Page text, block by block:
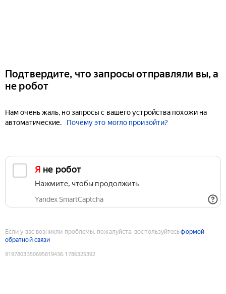
Подтвердите, что запросы отправляли вы, а
не робот
Нам очень жаль, но запросы с вашего устройства похожи на
автоматические.
Почему это могло произойти?
Я не робот
Нажмите, чтобы продолжить
Yandex SmartCaptcha
Если у вас возникли проблемы, пожалуйста, воспользуйтесьформой
обратной связи
9197803350695819436:1786325392